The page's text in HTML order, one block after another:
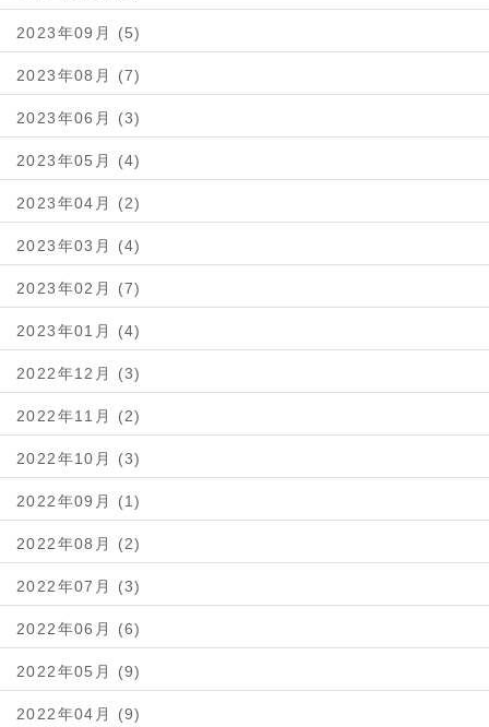
2023年09月 (5)
2023年08月 (7)
2023年06月 (3)
2023年05月 (4)
2023年04月 (2)
2023年03月 (4)
2023年02月 (7)
2023年01月 (4)
2022年12月 (3)
2022年11月 (2)
2022年10月 (3)
2022年09月 (1)
2022年08月 (2)
2022年07月 (3)
2022年06月 (6)
2022年05月 (9)
2022年04月 (9)